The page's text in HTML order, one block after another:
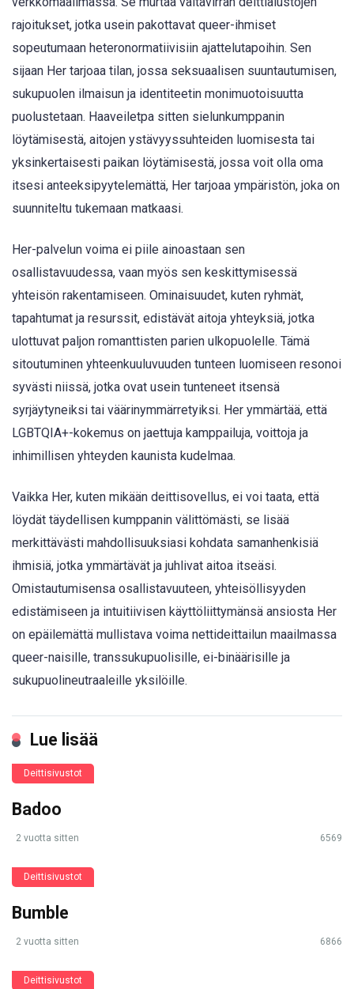
rajoitukset, jotka usein pakottavat queer-ihmiset
sopeutumaan heteronormatiivisiin ajattelutapoihin. Sen
sijaan Her tarjoaa tilan, jossa seksuaalisen suuntautumisen,
sukupuolen ilmaisun ja identiteetin monimuotoisuutta
puolustetaan. Haaveiletpa sitten sielunkumppanin
löytämisestä, aitojen ystävyyssuhteiden luomisesta tai
yksinkertaisesti paikan löytämisestä, jossa voit olla oma
itsesi anteeksipyytelemättä, Her tarjoaa ympäristön, joka on
suunniteltu tukemaan matkaasi.
Her-palvelun voima ei piile ainoastaan sen
osallistavuudessa, vaan myös sen keskittymisessä
yhteisön rakentamiseen. Ominaisuudet, kuten ryhmät,
tapahtumat ja resurssit, edistävät aitoja yhteyksiä, jotka
ulottuvat paljon romanttisten parien ulkopuolelle. Tämä
sitoutuminen yhteenkuuluvuuden tunteen luomiseen resonoi
syvästi niissä, jotka ovat usein tunteneet itsensä
syrjäytyneiksi tai väärinymmärretyiksi. Her ymmärtää, että
LGBTQIA+-kokemus on jaettuja kamppailuja, voittoja ja
inhimillisen yhteyden kaunista kudelmaa.
Vaikka Her, kuten mikään deittisovellus, ei voi taata, että
löydät täydellisen kumppanin välittömästi, se lisää
merkittävästi mahdollisuuksiasi kohdata samanhenkisiä
ihmisiä, jotka ymmärtävät ja juhlivat aitoa itseäsi.
Omistautumisensa osallistavuuteen, yhteisöllisyyden
edistämiseen ja intuitiivisen käyttöliittymänsä ansiosta Her
on epäilemättä mullistava voima nettideittailun maailmassa
queer-naisille, transsukupuolisille, ei-binäärisille ja
sukupuolineutraaleille yksilöille.
Lue lisää
Deittisivustot
Badoo
2 vuotta sitten 6569
Deittisivustot
Bumble
2 vuotta sitten 6866
Deittisivustot